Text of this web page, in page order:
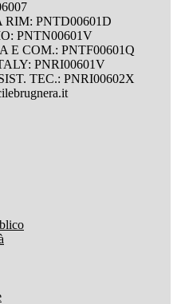
RIM: PNTD00601D
PNTN00601V
E COM.: PNTF00601Q
PNRI00601V
TEC.: PNRI00602X